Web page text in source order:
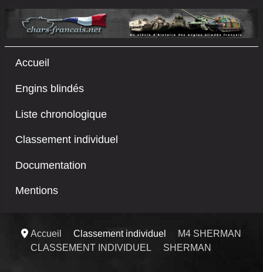
Accueil
Engins blindés
Liste chronologique
Classement individuel
Documentation
Mentions
Accueil Classement individuel
M4 SHERMAN
CLASSEMENT INDIVIDUEL
SHERMAN